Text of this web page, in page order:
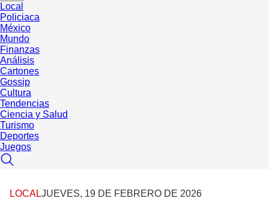
Local
Policiaca
México
Mundo
Finanzas
Análisis
Cartones
Gossip
Cultura
Tendencias
Ciencia y Salud
Turismo
Deportes
Juegos
LOCALJUEVES, 19 DE FEBRERO DE 2026